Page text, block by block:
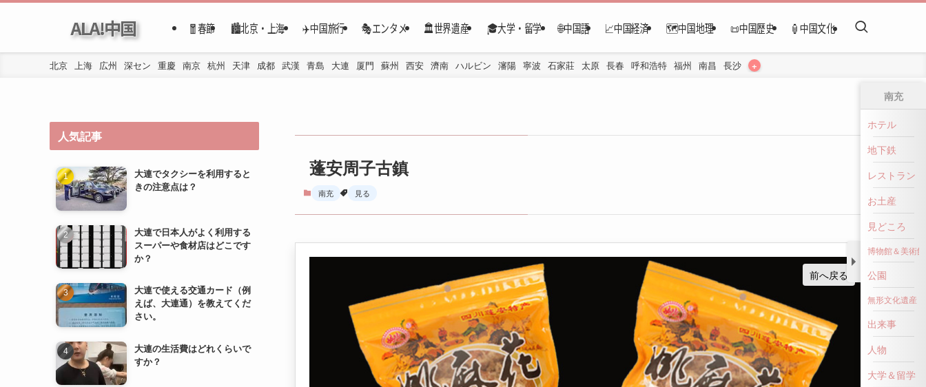
ALA!中国 🧧春節 🏙️北京・上海 ✈️中国旅行 🎭エンタメ 🏛️世界遺産 🎓大学・留学 🌐中国語 📈中国経済 🗺️中国地理 📜中国歴史 🏮中国文化
北京 上海 広州 深セン 重慶 南京 杭州 天津 成都 武漢 青島 大連 厦門 蘇州 西安 濟南 ハルビン 瀋陽 寧波 石家莊 太原 長春 呼和浩特 福州 南昌 長沙 +
蓬安周子古鎮
南充 見る
前へ戻る
人気記事
大連でタクシーを利用すると
きの注意点は？
大連で日本人がよく利用する
スーパーや食材店はどこです
か？
大連で使える交通カード（例
えば、大連通）を教えてくだ
さい。
大連の生活費はどれくらいで
すか？
南充
ホテル
地下鉄
レストラン
お土産
見どころ
博物館＆美術館
公園
無形文化遺産
出来事
人物
大学＆留学